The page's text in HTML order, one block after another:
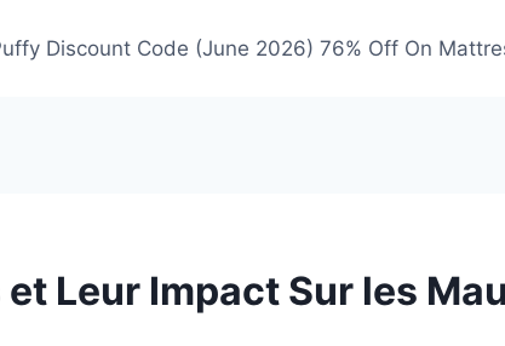
Discount Code (June 2026) 76% Off On
Leur Impact Sur les